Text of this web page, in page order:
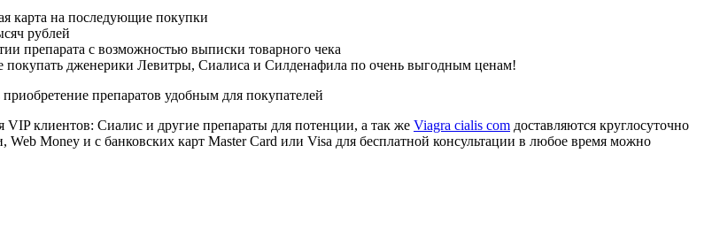
карта на последующие покупки
рублей
с возможностью выписки товарного чека
дженерики Левитры, Сиалиса и Силденафила по очень выгодным ценам!
препаратов удобным для покупателей
VIP клиентов: Сиалис и другие препараты для потенции, а так же Viagra cialis com доставляются круглосуточно
Money и с банковских карт Master Card или Visa для бесплатной консультации в любое время можно